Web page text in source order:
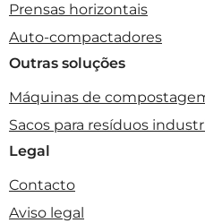
Prensas horizontais
Auto-compactadores
Outras soluções
Máquinas de
Sacos para resíduos
Legal
Contacto
Aviso legal